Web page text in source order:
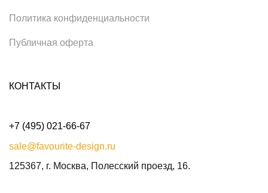
Политика конфиденциальности
Публичная оферта
КОНТАКТЫ
+7 (495) 021-66-67
sale@favourite-design.ru
125367, г. Москва, Полесский проезд, 16.